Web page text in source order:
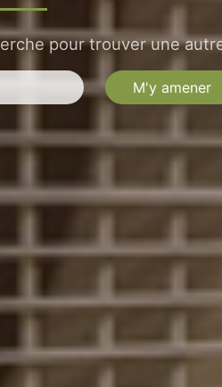
pour trouver une
M'y amener